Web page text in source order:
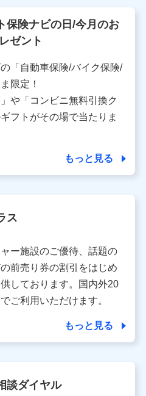
合わせ内容の正確な把握のため
名、連絡先
日本橋人形町2-14-10 アー
ランス
について
な範囲内において個人情報
を委託する場合がありま
との間で、以下のとおり個
。
ス、お客さまの識別子、属
スのご利用に関する情報。例
保険ナビの日/今月のお
ゼント
「自動車保険/バイク保険/
限定！
や「コンビニ無料引換ク
フトがその場で当たりま
もっと見る
ス
ー施設のご優待、話題の
前売り券の割引をはじめ
しております。国内外20
ご利用いただけます。
もっと見る
談ダイヤル